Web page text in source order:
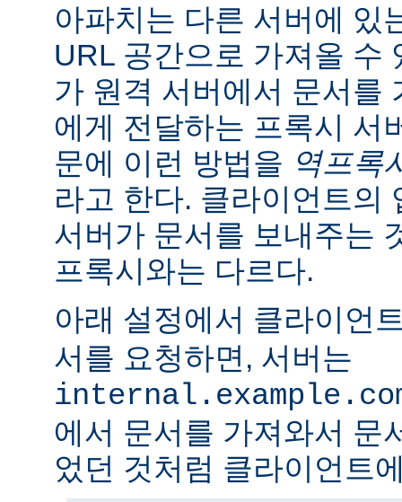
아파치는 다른 서버에 있
URL 공간으로 가져올 수
가 원격 서버에서 문서를
에게 전달하는 프록시 서
문에 이런 방법을 역프록
라고 한다. 클라이언트의
서버가 문서를 보내주는
프록시와는 다르다.
아래 설정에서 클라이언
서를 요청하면, 서버는
에서 문서를 가져와서 문
었던 것처럼 클라이언트